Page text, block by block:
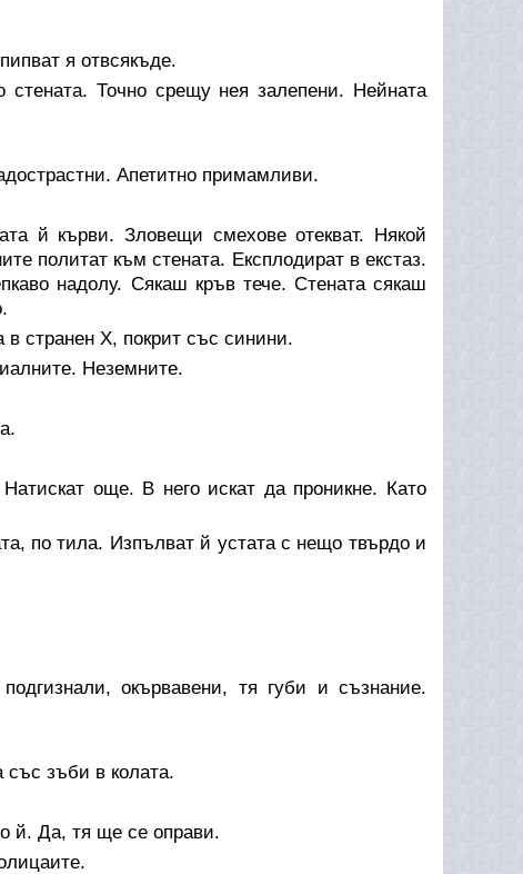
я отвсякъде.
Точно срещу нея залепени. Нейната
Апетитно примамливи.
й кърви. Зловещи смехове отекват. Някой
политат към стената. Експлодират в екстаз.
надолу. Сякаш кръв тече. Стената сякаш
странен Х, покрит със синини.
Неземните.
още. В него искат да проникне. Като
по тила. Изпълват й устата с нещо твърдо и
окървавени, тя губи и съзнание.
със зъби в колата.
й. Да, тя ще се оправи.